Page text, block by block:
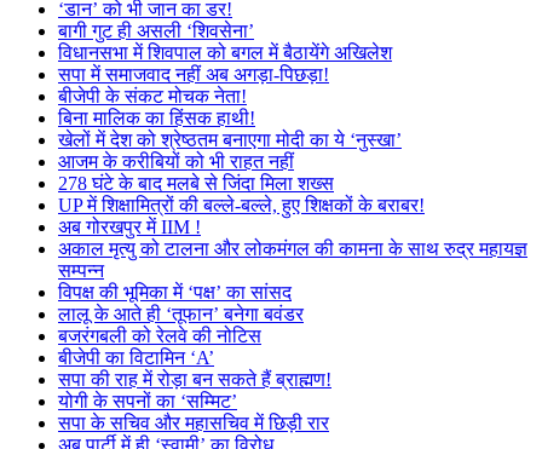
‘डान’ को भी जान का डर!
बागी गुट ही असली ‘शिवसेना’
विधानसभा में शिवपाल को बगल में बैठायेंगे अखिलेश
सपा में समाजवाद नहीं अब अगड़ा-पिछड़ा!
बीजेपी के संकट मोचक नेता!
बिना मालिक का हिंसक हाथी!
खेलों में देश को श्रेष्ठतम बनाएगा मोदी का ये ‘नुस्खा’
आजम के करीबियों को भी राहत नहीं
278 घंटे के बाद मलबे से जिंदा मिला शख्स
UP में शिक्षामित्रों की बल्ले-बल्ले, हुए शिक्षकों के बराबर!
अब गोरखपुर में IIM !
अकाल मृत्यु को टालना और लोकमंगल की कामना के साथ रुद्र महायज्ञ
सम्पन्न
विपक्ष की भूमिका में ‘पक्ष’ का सांसद
लालू के आते ही ‘तूफान’ बनेगा बवंडर
बजरंगबली को रेलवे की नोटिस
बीजेपी का विटामिन ‘A’
सपा की राह में रोड़ा बन सकते हैं ब्राह्मण!
योगी के सपनों का ‘सम्मिट’
सपा के सचिव और महासचिव में छिड़ी रार
अब पार्टी में ही ‘स्वामी’ का विरोध